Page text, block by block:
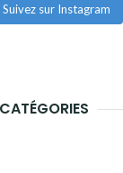
Suivez sur Instagram
CATÉGORIES